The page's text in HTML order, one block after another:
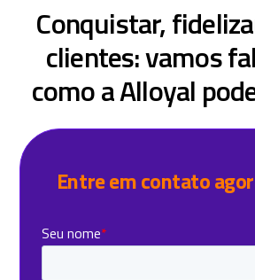
Conquistar,
clientes: vamos
como a Alloyal
Entre em contato